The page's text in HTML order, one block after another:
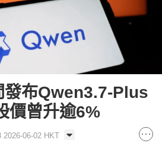
發布Qwen3.7-Plus
價曾升逾6%
2026-06-02 HKT